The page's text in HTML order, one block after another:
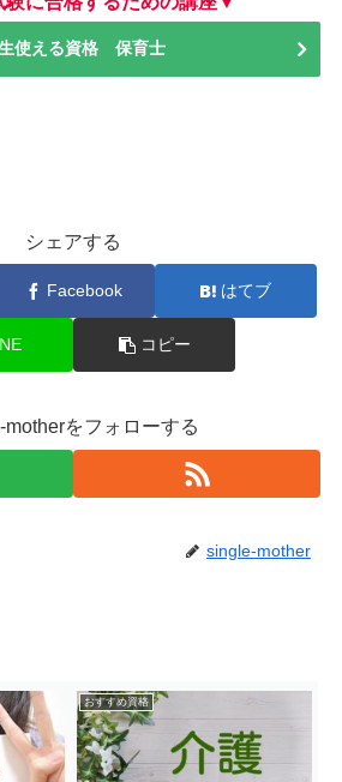
使える資格 保育士
シェアする
Facebook はてブ
コピー
motherをフォローする
single-mother
おすすめ資格